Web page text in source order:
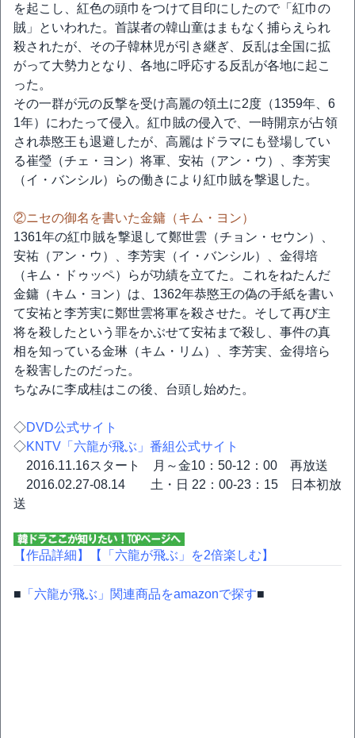
を起こし、紅色の頭巾をつけて目印にしたので「紅巾の
賊」といわれた。首謀者の韓山童はまもなく捕らえられ
殺されたが、その子韓林児が引き継ぎ、反乱は全国に拡
がって大勢力となり、各地に呼応する反乱が各地に起こ
った。
その一群が元の反撃を受け高麗の領土に2度（1359年、6
1年）にわたって侵入。紅巾賊の侵入で、一時開京が占領
され恭愍王も退避したが、高麗はドラマにも登場してい
る崔瑩（チェ・ヨン）将軍、安祐（アン・ウ）、李芳実
（イ・バンシル）らの働きにより紅巾賊を撃退した。
②ニセの御名を書いた金鏞（キム・ヨン）
1361年の紅巾賊を撃退して鄭世雲（チョン・セウン）、
安祐（アン・ウ）、李芳実（イ・バンシル）、金得培
（キム・ドゥッペ）らが功績を立てた。これをねたんだ
金鏞（キム・ヨン）は、1362年恭愍王の偽の手紙を書い
て安祐と李芳実に鄭世雲将軍を殺させた。そして再び主
将を殺したという罪をかぶせて安祐まで殺し、事件の真
相を知っている金琳（キム・リム）、李芳実、金得培ら
を殺害したのだった。
ちなみに李成桂はこの後、台頭し始めた。
◇DVD公式サイト
◇KNTV「六龍が飛ぶ」番組公式サイト
2016.11.16スタート 月～金10：50-12：00 再放送
2016.02.27-08.14 土・日 22：00-23：15 日本初放
送
【作品詳細】 【「六龍が飛ぶ」を2倍楽しむ】
■ 「六龍が飛ぶ」関連商品をamazonで探す■